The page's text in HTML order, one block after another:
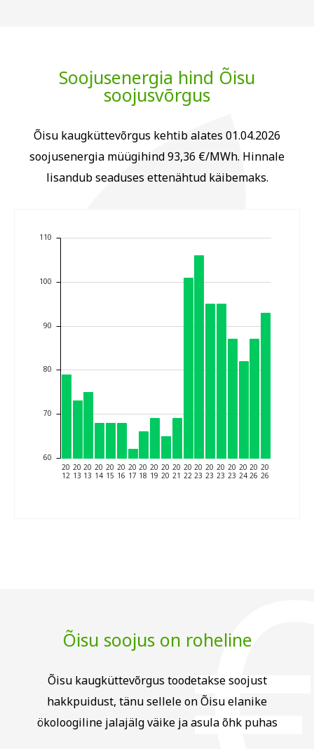
Soojusenergia hind Õisu
soojusvõrgus
Õisu kaugküttevõrgus kehtib alates 01.04.2026
soojusenergia müügihind 93,36 €/MWh. Hinnale
lisandub seaduses ettenähtud käibemaks.
20
12
20
13
20
13
20
14
20
15
20
16
20
17
20
18
20
19
20
20
20
21
20
22
20
23
20
23
20
23
20
23
20
24
20
26
20
26
60
70
80
90
100
110
Õisu soojus on roheline
Õisu kaugküttevõrgus toodetakse soojust
hakkpuidust, tänu sellele on Õisu elanike
ökoloogiline jalajälg väike ja asula õhk puhas